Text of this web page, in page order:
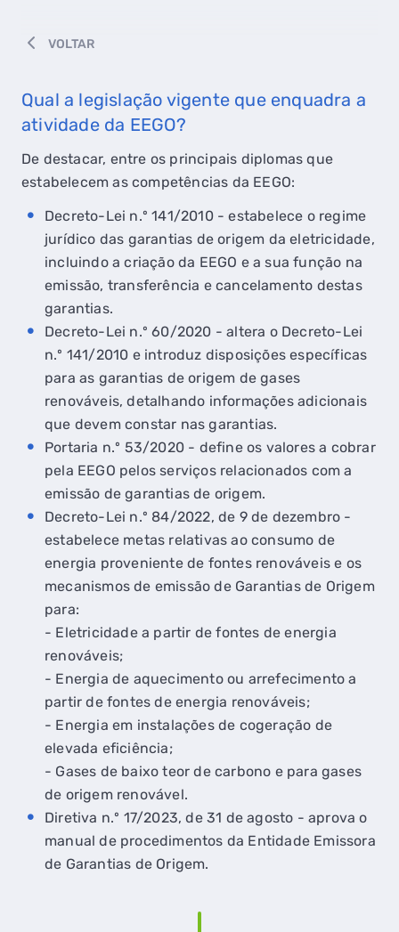
VOLTAR
Qual a legislação vigente que enquadra a
atividade da EEGO?
De destacar, entre os principais diplomas que
estabelecem as competências da EEGO:
Decreto-Lei n.º 141/2010 - estabelece o regime
jurídico das garantias de origem da eletricidade,
incluindo a criação da EEGO e a sua função na
emissão, transferência e cancelamento destas
garantias.
Decreto-Lei n.º 60/2020 - altera o Decreto-Lei
n.º 141/2010 e introduz disposições específicas
para as garantias de origem de gases
renováveis, detalhando informações adicionais
que devem constar nas garantias.
Portaria n.º 53/2020 - define os valores a cobrar
pela EEGO pelos serviços relacionados com a
emissão de garantias de origem.
Decreto-Lei n.º 84/2022, de 9 de dezembro -
estabelece metas relativas ao consumo de
energia proveniente de fontes renováveis e os
mecanismos de emissão de Garantias de Origem
para:
- Eletricidade a partir de fontes de energia
renováveis;
- Energia de aquecimento ou arrefecimento a
partir de fontes de energia renováveis;
- Energia em instalações de cogeração de
elevada eficiência;
- Gases de baixo teor de carbono e para gases
de origem renovável.
Diretiva n.º 17/2023, de 31 de agosto - aprova o
manual de procedimentos da Entidade Emissora
de Garantias de Origem.